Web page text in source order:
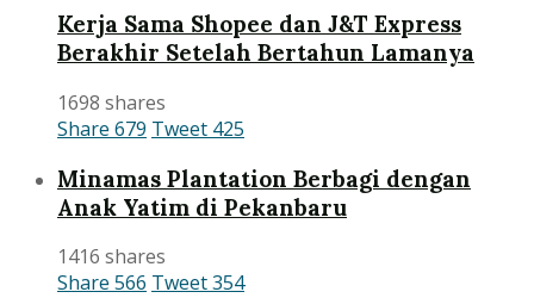
Kerja Sama Shopee dan J&T Express
Berakhir Setelah Bertahun Lamanya
1698 shares
Share 679 Tweet 425
Minamas Plantation Berbagi dengan
Anak Yatim di Pekanbaru
1416 shares
Share 566 Tweet354